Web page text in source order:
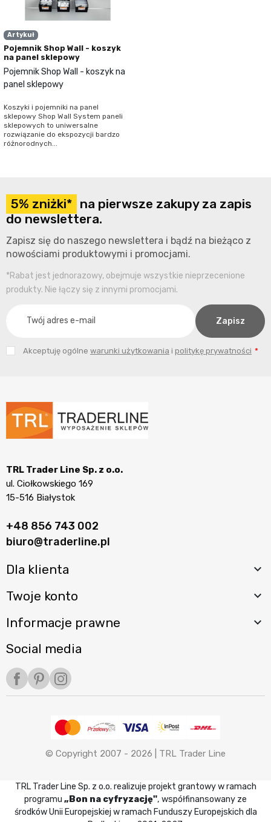
Artykuł
Pojemnik Shop Wall - koszyk
na panel sklepowy
Pojemnik Shop Wall - koszyk na
panel sklepowy
Koszyki i pojemniki na panel
sklepowy Shop Wall System paneli
sklepowych to uniwersalne
rozwiązanie do ekspozycji bardzo
różnorodnych...
5% zniżki* na pierwsze zakupy za zapis
do newslettera.
Zapisz się do naszego newslettera i bądź na bieżąco z
nowościami produktowymi i promocjami.
*Rabat jest jednorazowy, obejmuje wszystkie nieprzecenione
produkty. Nie łączy się z innymi promocjami.
Akceptuję ogólne warunki użytkowania i politykę prywatności
TRL Trader Line Sp. z o.o.
ul. Ciołkowskiego 169
15-516 Białystok
+48 856 743 002
biuro@traderline.pl
Dla klienta 
Twoje konto 
Informacje prawne 
Social media
Facebook
PinterestInstagram
© Copyright 2007 - 2026 | TRL Trader Line
TRL Trader Line Sp. z o.o. realizuje projekt grantowy w ramach
programu „Bon na cyfryzację", współfinansowany ze
środków Unii Europejskiej w ramach Funduszy Europejskich dla